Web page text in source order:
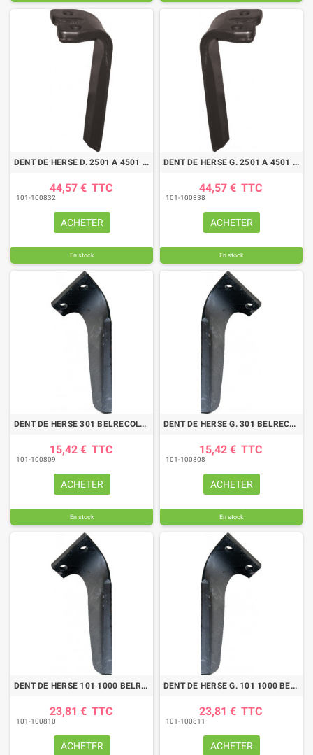
DENT DE HERSE D. 2501 A 4501 - KUHN
44,57 € TTC
101-100832
ACHETER
En stock
DENT DE HERSE G. 2501 A 4501 KUHN
44,57 € TTC
101-100838
ACHETER
En stock
DENT DE HERSE 301 BELRECOLT - KUHN
15,42 € TTC
101-100809
ACHETER
En stock
DENT DE HERSE G. 301 BELRECOLT KUHN
15,42 € TTC
101-100808
ACHETER
En stock
DENT DE HERSE 101 1000 BELRECOLT - KUHN
23,81 € TTC
101-100810
ACHETER
DENT DE HERSE G. 101 1000 BELRECOLT KUHN
23,81 € TTC
101-100811
ACHETER